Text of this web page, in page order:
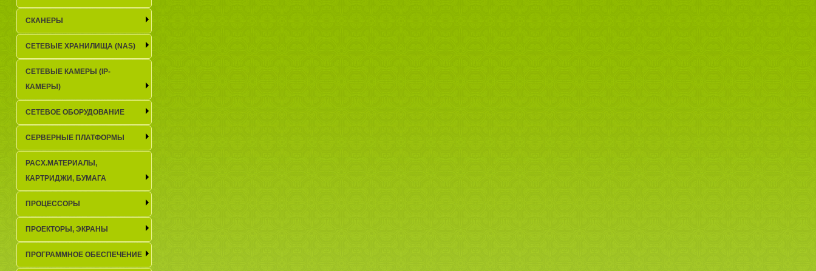
СКАНЕРЫ
СЕТЕВЫЕ ХРАНИЛИЩА (NAS)
СЕТЕВЫЕ КАМЕРЫ (IP-
КАМЕРЫ)
СЕТЕВОЕ ОБОРУДОВАНИЕ
СЕРВЕРНЫЕ ПЛАТФОРМЫ
РАСХ.МАТЕРИАЛЫ,
КАРТРИДЖИ, БУМАГА
ПРОЦЕССОРЫ
ПРОЕКТОРЫ, ЭКРАНЫ
ПРОГРАММНОЕ ОБЕСПЕЧЕНИЕ